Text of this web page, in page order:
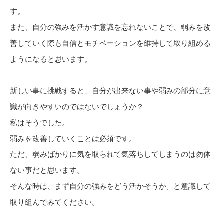
す。
また、自分の強みを活かす意識を忘れないことで、弱みを改
善していく際も自信とモチベーションを維持して取り組める
ようになると思います。
新しい事に挑戦すると、自分が出来ない事や弱みの部分に意
識が向きやすいのではないでしょうか？
私はそうでした。
弱みを改善していくことは必須です。
ただ、弱みばかりに気を取られて気落ちしてしまうのは勿体
ない事だと思います。
そんな時は、まず自分の強みをどう活かそうか。と意識して
取り組んでみてください。